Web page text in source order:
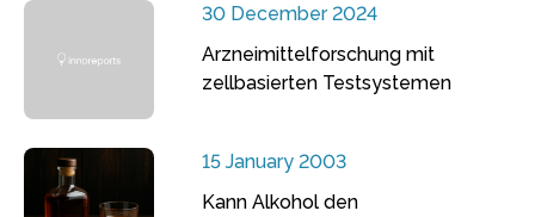
30 December 2024
Arzneimittelforschung mit
zellbasierten Testsystemen
15 January 2003
Kann Alkohol den